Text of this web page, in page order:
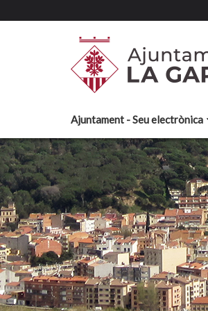
Ajuntament - Seu electrònica